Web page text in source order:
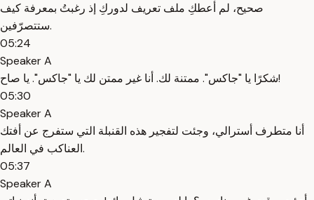
صحيح، لم أعطكِ ملف تعريف لدوركِ إذ رغبتُ بمعرفة كيف
ستتصرّفين.
05:24
Speaker A
شكرًا يا "جاكس". ممتنة لك. أنا غير ممتن لك يا "جاكس". يا صاح!
05:30
Speaker A
أنا متطرف أسترالي، وجئت لتفجير هذه القنبلة التي ستفرج عن أفتك
العناكب في العالم.
05:37
Speaker A